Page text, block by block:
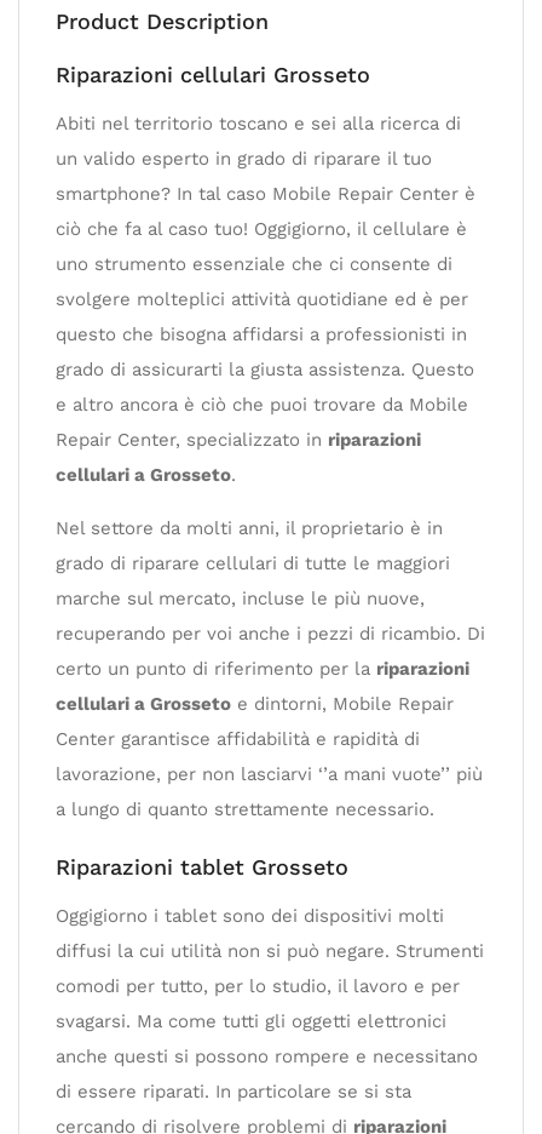
Product Description
Riparazioni cellulari Grosseto
Abiti nel territorio toscano e sei alla ricerca di
un valido esperto in grado di riparare il tuo
smartphone? In tal caso Mobile Repair Center è
ciò che fa al caso tuo! Oggigiorno, il cellulare è
uno strumento essenziale che ci consente di
svolgere molteplici attività quotidiane ed è per
questo che bisogna affidarsi a professionisti in
grado di assicurarti la giusta assistenza. Questo
e altro ancora è ciò che puoi trovare da Mobile
Repair Center, specializzato in riparazioni
cellulari a Grosseto.
Nel settore da molti anni, il proprietario è in
grado di riparare cellulari di tutte le maggiori
marche sul mercato, incluse le più nuove,
recuperando per voi anche i pezzi di ricambio. Di
certo un punto di riferimento per la riparazioni
cellulari a Grosseto e dintorni, Mobile Repair
Center garantisce affidabilità e rapidità di
lavorazione, per non lasciarvi ‘’a mani vuote’’ più
a lungo di quanto strettamente necessario.
Riparazioni tablet Grosseto
Oggigiorno i tablet sono dei dispositivi molti
diffusi la cui utilità non si può negare. Strumenti
comodi per tutto, per lo studio, il lavoro e per
svagarsi. Ma come tutti gli oggetti elettronici
anche questi si possono rompere e necessitano
di essere riparati. In particolare se si sta
cercando di risolvere problemi di riparazioni